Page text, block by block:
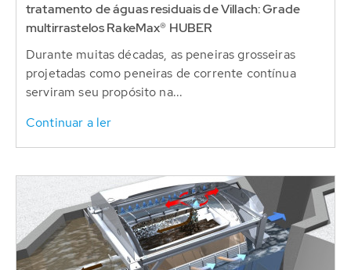
tratamento de águas residuais de Villach: Grade
multirrastelos RakeMax® HUBER
Durante muitas décadas, as peneiras grosseiras
projetadas como peneiras de corrente contínua
serviram seu propósito na...
Continuar a ler